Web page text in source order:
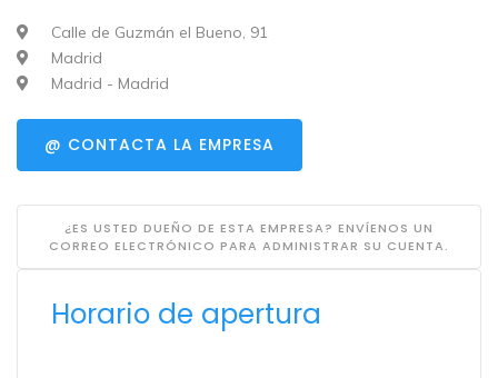
Calle de Guzmán el Bueno, 91
Madrid
Madrid - Madrid
@ CONTACTA LA EMPRESA
¿ES USTED DUEÑO DE ESTA EMPRESA? ENVÍENOS UN
CORREO ELECTRÓNICO PARA ADMINISTRAR SU CUENTA.
Horario de apertura